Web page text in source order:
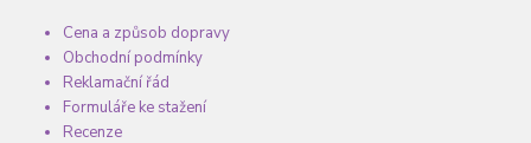
Cena a způsob dopravy
Obchodní podmínky
Reklamační řád
Formuláře ke stažení
Recenze